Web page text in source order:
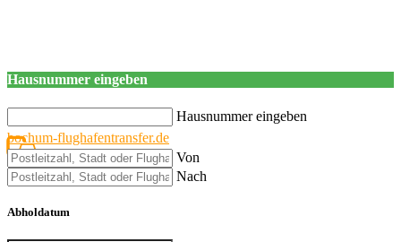
Hausnummer eingeben
Hausnummer eingeben
bochum-flughafentransfer.de
Von
Nach
Abholdatum